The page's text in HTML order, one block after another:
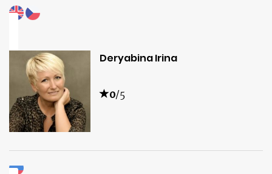
Deryabina Irina
0/5